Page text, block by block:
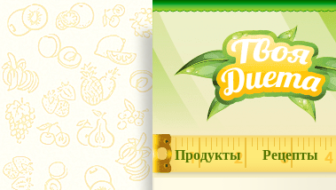
Продукты Рецепты